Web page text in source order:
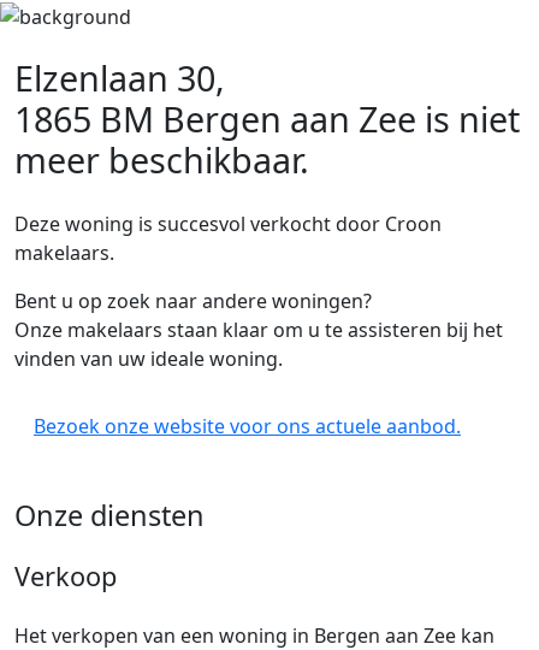
Elzenlaan 30,
1865 BM Bergen aan Zee is niet
meer beschikbaar.
Deze woning is succesvol verkocht door Croon
makelaars.
Bent u op zoek naar andere woningen?
Onze makelaars staan klaar om u te assisteren bij het
vinden van uw ideale woning.
Bezoek onze website voor ons actuele aanbod.
Onze diensten
Verkoop
Het verkopen van een woning in Bergen aan Zee kan